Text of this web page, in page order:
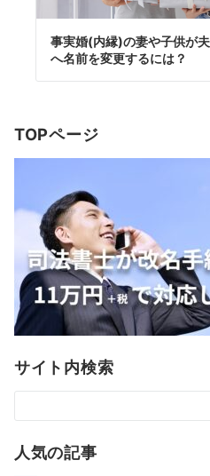
事実婚(内縁)の妻や子供が
へ名前を変更するには？
TOPページ
サイト内検索
人気の記事